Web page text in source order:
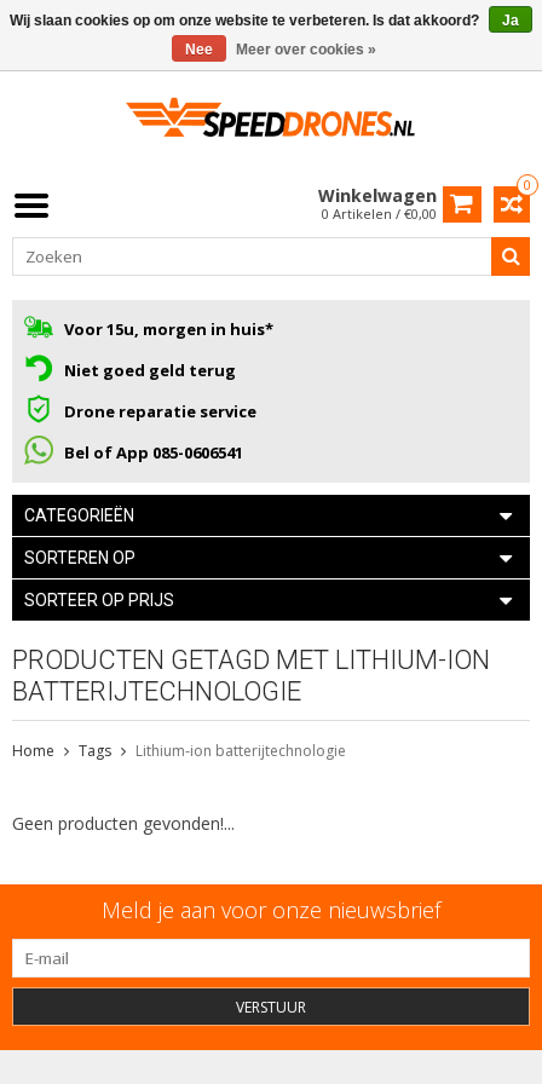
0
Winkelwagen
0 Artikelen / €0,00
Voor 15u, morgen in huis*
Niet goed geld terug
Drone reparatie service
Bel of App 085-0606541
CATEGORIEËN
SORTEREN OP
SORTEER OP PRIJS
PRODUCTEN GETAGD MET LITHIUM-ION
BATTERIJTECHNOLOGIE
Home Tags Lithium-ion batterijtechnologie
Geen producten gevonden!...
Meld je aan voor onze nieuwsbrief
VERSTUUR
Wij slaan cookies op om onze website te verbeteren. Is dat akkoord?
Ja
Nee
Meer over cookies »